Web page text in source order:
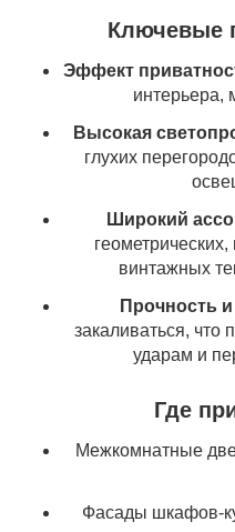
Ключевые
Эффект
интерьера,
Высокая
глухих
Широкий
винтажных
Прочность
закаливаться, что
ударам и
Где
Межкомнатные
Фасады шкафов-